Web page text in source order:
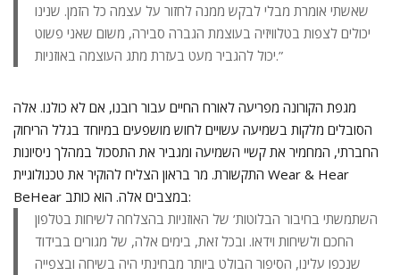
שאשתי אומרת מבלי לבקש ממנה לחזור על עצמה כל הזמן. שנינו
יכולים לצפות בטלוויזיה בעוצמת הגברה סבירה, משום שאני פשוט
יכול להגביר מעט בעזרת מתג העוצמה באוזניות.”
מגפת הקורונה מפריעה לאורח החיים עבור רובנו, אם לא כולנו. אלה
הסובלים מלקות בשמיעה עשויים לחוש מושפעים במיוחד בגלל הריחוק
החברתי, המחמיר את קשיי השמיעה ומגביר את התסכול במהלך ניסיונות
התקשורת. מר בראון הצליח להוקיר את טכנולוגיית Wear & Hear
BeHear במצבים אלה. הוא כותב:
השתמשתי בחיבור הבלוטות’ של האוזניות בהצלחה לשיחות בטלפון
החכם ולשיחות וידאו. ובכל זאת, בימים אלה, של מגורים בבידוד
שנכפו עלינו, הסיפור הבולט ביותר מבחינתי היה בשיחה ובצפייה